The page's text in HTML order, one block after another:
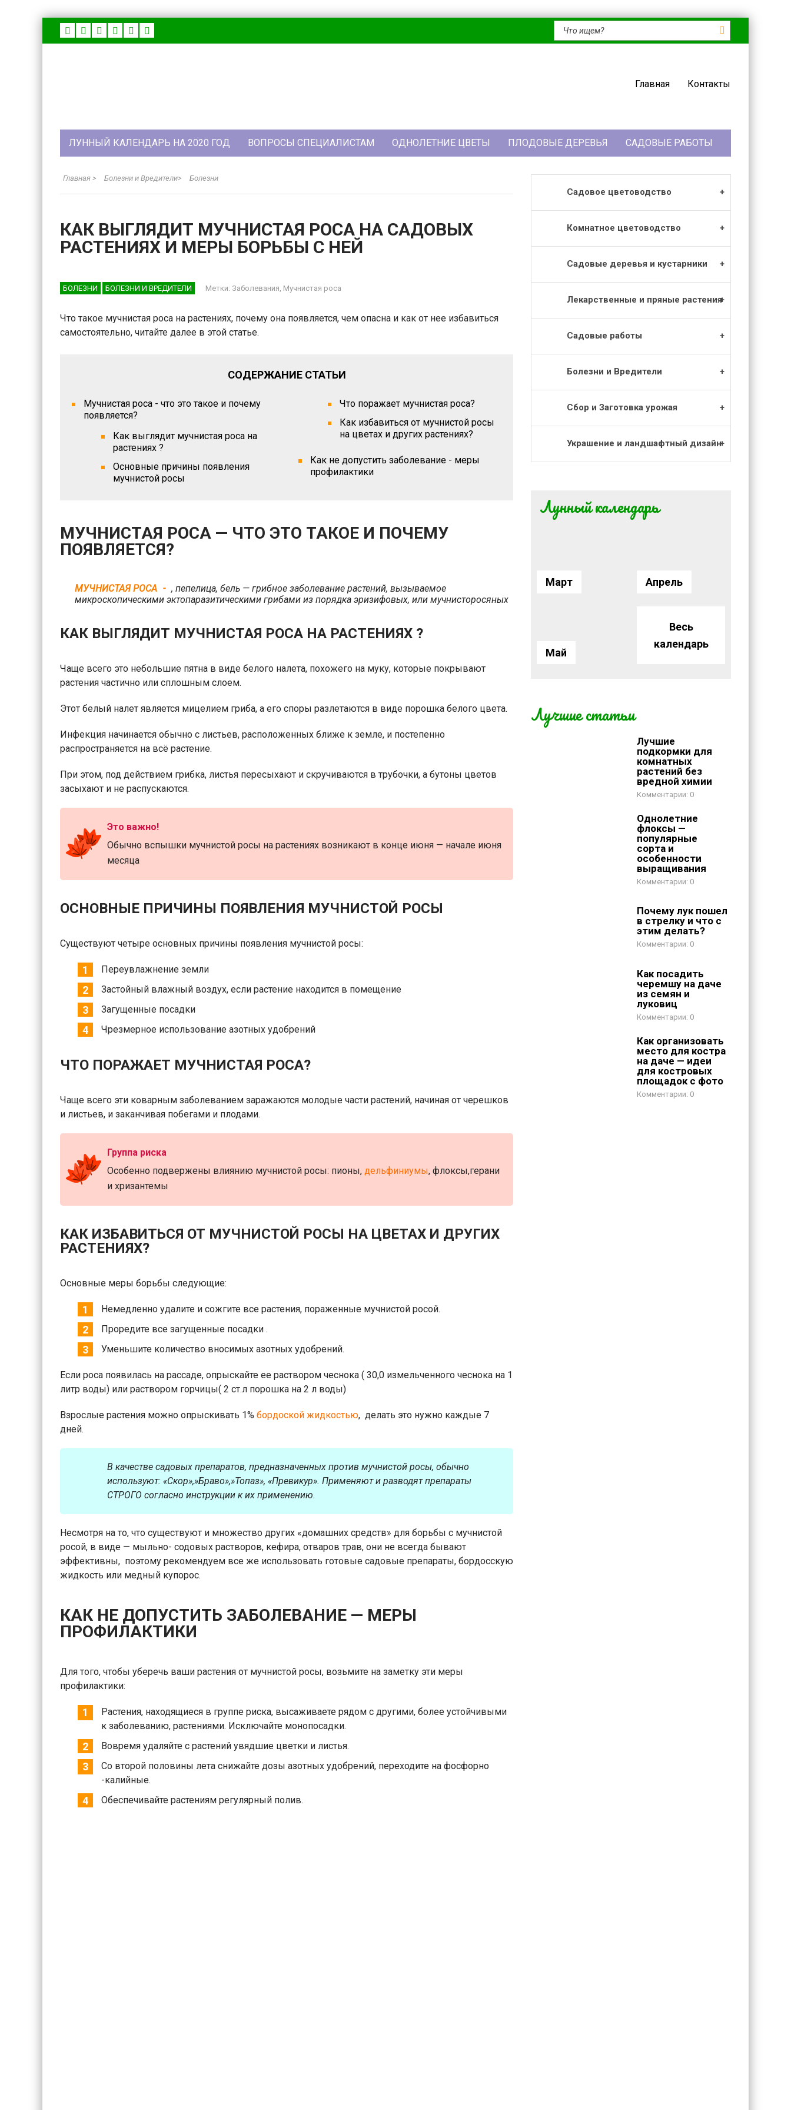
Главная Контакты
ЛУННЫЙ КАЛЕНДАРЬ НА 2020 ГОД ВОПРОСЫ СПЕЦИАЛИСТАМ ОДНОЛЕТНИЕ ЦВЕТЫ ПЛОДОВЫЕ ДЕРЕВЬЯ САДОВЫЕ РАБОТЫ
Главная > Болезни и Вредители> Болезни
КАК ВЫГЛЯДИТ МУЧНИСТАЯ РОСА НА САДОВЫХ
РАСТЕНИЯХ И МЕРЫ БОРЬБЫ С НЕЙ
БОЛЕЗНИ БОЛЕЗНИ И ВРЕДИТЕЛИ Заболевания, Мучнистая роса
Что такое мучнистая роса на растениях, почему она появляется, чем опасна и как от нее избавиться
самостоятельно, читайте далее в этой статье.
СОДЕРЖАНИЕ СТАТЬИ
Мучнистая роса - что это такое и почему
появляется?
Как выглядит мучнистая роса на
растениях ?
Основные причины появления
мучнистой росы
Что поражает мучнистая роса?
Как избавиться от мучнистой росы
на цветах и других растениях?
Как не допустить заболевание - меры
профилактики
МУЧНИСТАЯ РОСА — ЧТО ЭТО ТАКОЕ И ПОЧЕМУ
ПОЯВЛЯЕТСЯ?
МУЧНИСТАЯ РОСА
, пепелица, бель — грибное заболевание растений, вызываемое
микроскопическими эктопаразитическими грибами из порядка эризифовых, или мучнисторосяных
КАК ВЫГЛЯДИТ МУЧНИСТАЯ РОСА НА РАСТЕНИЯХ ?
Чаще всего это небольшие пятна в виде белого налета, похожего на муку, которые покрывают
растения частично или сплошным слоем.
Этот белый налет является мицелием гриба, а его споры разлетаются в виде порошка белого цвета.
Инфекция начинается обычно с листьев, расположенных ближе к земле, и постепенно
распространяется на всё растение.
При этом, под действием грибка, листья пересыхают и скручиваются в трубочки, а бутоны цветов
засыхают и не распускаются.
Это важно!
Обычно вспышки мучнистой росы на растениях возникают в конце июня — начале июня
месяца
ОСНОВНЫЕ ПРИЧИНЫ ПОЯВЛЕНИЯ МУЧНИСТОЙ РОСЫ
Существуют четыре основных причины появления мучнистой росы:
Переувлажнение земли
Застойный влажный воздух, если растение находится в помещение
Загущенные посадки
Чрезмерное использование азотных удобрений
ЧТО ПОРАЖАЕТ МУЧНИСТАЯ РОСА?
Чаще всего эти коварным заболеванием заражаются молодые части растений, начиная от черешков
и листьев, и заканчивая побегами и плодами.
Группа риска
Особенно подвержены влиянию мучнистой росы: пионы, дельфиниумы, флоксы,герани
и хризантемы
КАК ИЗБАВИТЬСЯ ОТ МУЧНИСТОЙ РОСЫ НА ЦВЕТАХ И ДРУГИХ
РАСТЕНИЯХ?
Основные меры борьбы следующие:
Немедленно удалите и сожгите все растения, пораженные мучнистой росой.
Проредите все загущенные посадки .
Уменьшите количество вносимых азотных удобрений.
Если роса появилась на рассаде, опрыскайте ее раствором чеснока ( 30,0 измельченного чеснока на 1
литр воды) или раствором горчицы( 2 ст.л порошка на 2 л воды)
Взрослые растения можно опрыскивать 1% бордоской жидкостью, делать это нужно каждые 7
дней.
В качестве садовых препаратов, предназначенных против мучнистой росы, обычно
используют: «Скор»,»Браво»,»Топаз», «Превикур». Применяют и разводят препараты
СТРОГО согласно инструкции к их применению.
Несмотря на то, что существуют и множество других «домашних средств» для борьбы с мучнистой
росой, в виде — мыльно- содовых растворов, кефира, отваров трав, они не всегда бывают
эффективны, поэтому рекомендуем все же использовать готовые садовые препараты, бордосскую
жидкость или медный купорос.
КАК НЕ ДОПУСТИТЬ ЗАБОЛЕВАНИЕ — МЕРЫ
ПРОФИЛАКТИКИ
Для того, чтобы уберечь ваши растения от мучнистой росы, возьмите на заметку эти меры
профилактики:
Растения, находящиеся в группе риска, высаживаете рядом с другими, более устойчивыми
к заболеванию, растениями. Исключайте монопосадки.
Вовремя удаляйте с растений увядшие цветки и листья.
Со второй половины лета снижайте дозы азотных удобрений, переходите на фосфорно
-калийные.
Обеспечивайте растениям регулярный полив.
Садовое цветоводство
Комнатное цветоводство
Садовые деревья и кустарники
Лекарственные и пряные растения
Садовые работы
Болезни и Вредители
Сбор и Заготовка урожая
Украшение и ландшафтный дизайн
Лунный календарь
Март Апрель
Май
Весь
календарь
Лучшие статьи
Лучшие
подкормки для
комнатных
растений без
вредной химии
0
Однолетние
флоксы —
популярные
сорта и
особенности
выращивания
0
Почему лук пошел
в стрелку и что с
этим делать?
0
Как посадить
черемшу на даче
из семян и
луковиц
0
Как организовать
место для костра
на даче — идеи
для костровых
площадок с фото
0